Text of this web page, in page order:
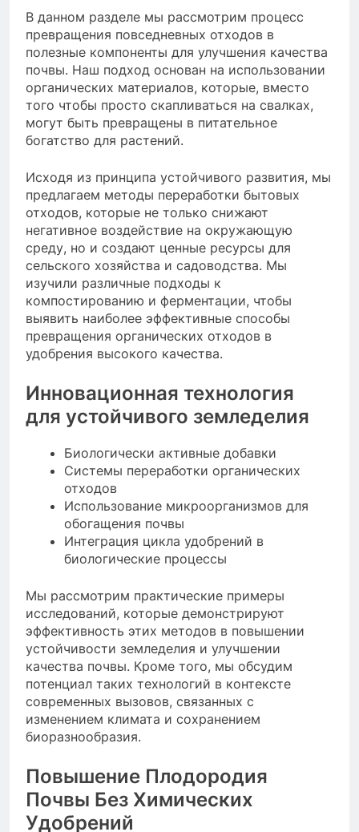
В данном разделе мы рассмотрим процесс
превращения повседневных отходов в
полезные компоненты для улучшения качества
почвы. Наш подход основан на использовании
органических материалов, которые, вместо
того чтобы просто скапливаться на свалках,
могут быть превращены в питательное
богатство для растений.
Исходя из принципа устойчивого развития, мы
предлагаем методы переработки бытовых
отходов, которые не только снижают
негативное воздействие на окружающую
среду, но и создают ценные ресурсы для
сельского хозяйства и садоводства. Мы
изучили различные подходы к
компостированию и ферментации, чтобы
выявить наиболее эффективные способы
превращения органических отходов в
удобрения высокого качества.
Инновационная технология
для устойчивого земледелия
Биологически активные добавки
Системы переработки органических
отходов
Использование микроорганизмов для
обогащения почвы
Интеграция цикла удобрений в
биологические процессы
Мы рассмотрим практические примеры
исследований, которые демонстрируют
эффективность этих методов в повышении
устойчивости земледелия и улучшении
качества почвы. Кроме того, мы обсудим
потенциал таких технологий в контексте
современных вызовов, связанных с
изменением климата и сохранением
биоразнообразия.
Повышение Плодородия
Почвы Без Химических
Удобрений